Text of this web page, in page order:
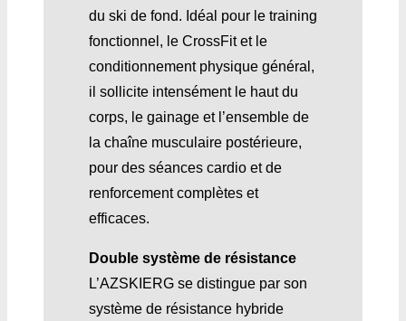
du ski de fond. Idéal pour le training
fonctionnel, le CrossFit et le
conditionnement physique général,
il sollicite intensément le haut du
corps, le gainage et l’ensemble de
la chaîne musculaire postérieure,
pour des séances cardio et de
renforcement complètes et
efficaces.
Double système de résistance
L’AZSKIERG se distingue par son
système de résistance hybride